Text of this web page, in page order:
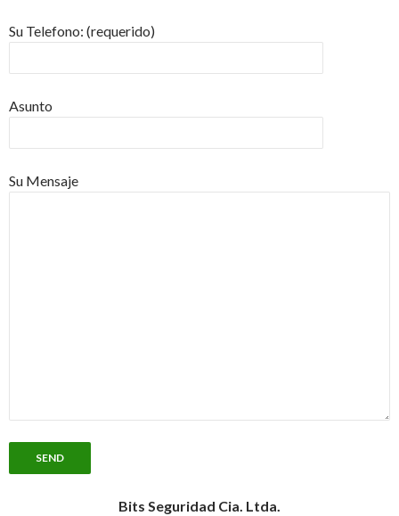
Su Telefono: (requerido)
Asunto
Su Mensaje
Bits Seguridad Cia. Ltda.